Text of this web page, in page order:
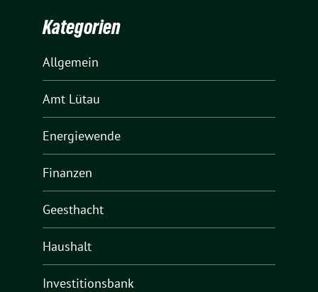
Kategorien
Allgemein
Amt Lütau
Energiewende
Finanzen
Geesthacht
Haushalt
Investitionsbank